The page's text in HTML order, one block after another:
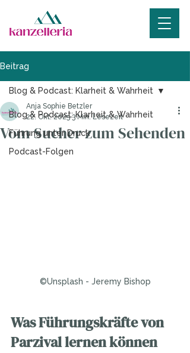
Beitrag
Blog & Podcast: Klarheit & Wahrheit
Führung unter Druck
Podcast-Folgen
Blog & Podcast: Klarheit & Wahrheit
Vom Sucher zum Sehenden
Anja Sophie Betzler
22. Okt. 2025 3 Min. Lesezeit
©Unsplash - Jeremy Bishop
Was Führungskräfte von
Parzival lernen können